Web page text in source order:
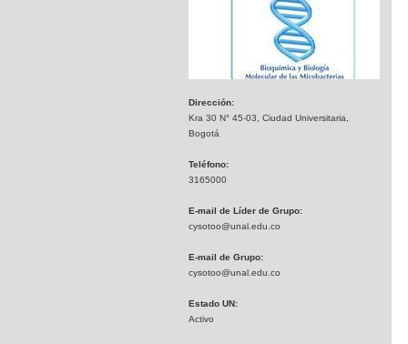
Dirección:
Kra 30 N° 45-03, Ciudad Universitaria,
Bogotá
Teléfono:
3165000
E-mail de Líder de Grupo:
cysotoo@unal.edu.co
E-mail de Grupo:
cysotoo@unal.edu.co
Estado UN:
Activo